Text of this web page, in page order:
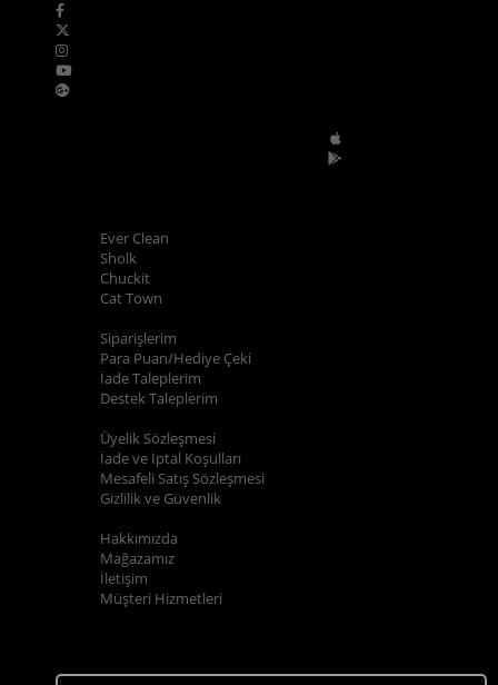
Ever Clean
Sholk
Chuckit
Cat Town
Siparişlerim
Para Puan/Hediye Çeki
İade Taleplerim
Destek Taleplerim
Üyelik Sözleşmesi
İade ve İptal Koşulları
Mesafeli Satış Sözleşmesi
Gizlilik ve Güvenlik
Hakkımızda
Mağazamız
İletişim
Müşteri Hizmetleri